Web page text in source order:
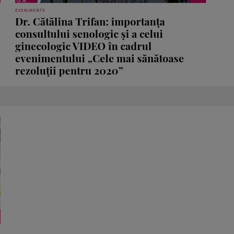
EVENIMENTE
Dr. Cătălina Trifan: importanţa
consultului senologic şi a celui
ginecologic VIDEO în cadrul
evenimentului „Cele mai sănătoase
rezoluţii pentru 2020”